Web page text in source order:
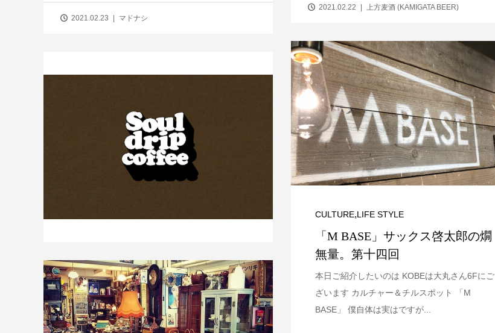
2021.02.23 マドナシ
2021.02.22 上方麦酒 (KAMIGATA BEER)
CULTURE,LIFE STYLE
「M BASE」サックス啓太郎の燗
無量。第十四回
本日ご紹介したいのは KOBEは大丸さん6Fにご
ざいます カルチャー＆チルスポット 「M
BASE」 僕自体は実はですが...